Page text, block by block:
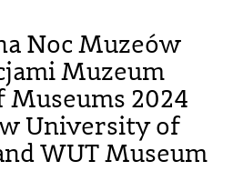
Noc Muzeów
Muzeum
2024
University of
WUT Museum